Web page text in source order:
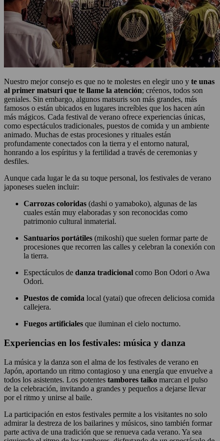
Nuestro mejor consejo es que no te molestes en elegir uno y te unas
al primer matsuri que te llame la atención; créenos, todos son
geniales. Sin embargo, algunos matsuris son más grandes, más
famosos o están ubicados en lugares increíbles que los hacen aún
más mágicos. Cada festival de verano ofrece experiencias únicas,
como espectáculos tradicionales, puestos de comida y un ambiente
animado. Muchas de estas procesiones y rituales están
profundamente conectados con la tierra y el entorno natural,
honrando a los espíritus y la fertilidad a través de ceremonias y
desfiles.
Aunque cada lugar le da su toque personal, los festivales de verano
japoneses suelen incluir:
Carrozas coloridas (dashi o yamaboko), algunas de las
cuales están muy elaboradas y son reconocidas como
patrimonio cultural inmaterial.
Santuarios portátiles (mikoshi) que suelen formar parte de
procesiones que recorren las calles y celebran la conexión con
la tierra.
Espectáculos de danza tradicional como Bon Odori o Awa
Odori.
Puestos de comida local (yatai) que ofrecen deliciosa comida
callejera.
Fuegos artificiales que iluminan el cielo nocturno.
Experiencias en los festivales: música y danza
La música y la danza son el alma de los festivales de verano en
Japón, aportando un ritmo contagioso y una energía que envuelve a
todos los asistentes. Los potentes tambores taiko marcan el pulso
de la celebración, invitando a grandes y pequeños a dejarse llevar
por el ritmo y unirse al baile.
La participación en estos festivales permite a los visitantes no solo
admirar la destreza de los bailarines y músicos, sino también formar
parte activa de una tradición que se renueva cada verano. Ya sea